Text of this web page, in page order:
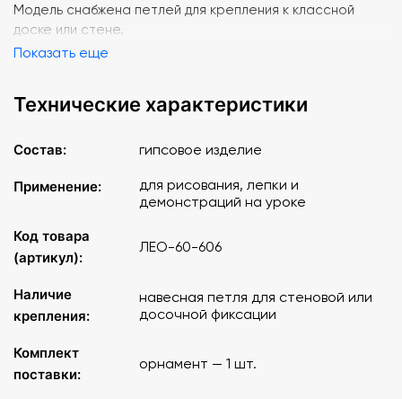
Модель снабжена петлей для крепления к классной
доске или стене.
Показать еще
Технические характеристики
Состав: гипсовое изделие
Применение:
для рисования, лепки и
демонстраций на уроке
Код товара
(артикул):
ЛЕО-60-606
Наличие
крепления:
навесная петля для стеновой или
досочной фиксации
Комплект
поставки:
орнамент — 1 шт.